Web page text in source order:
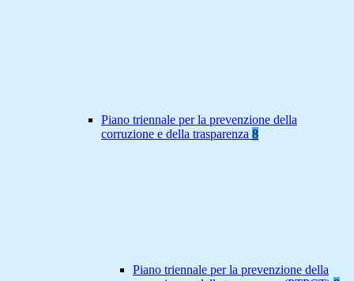
Piano triennale per la prevenzione della
corruzione e della trasparenza 8
Piano triennale per la prevenzione della